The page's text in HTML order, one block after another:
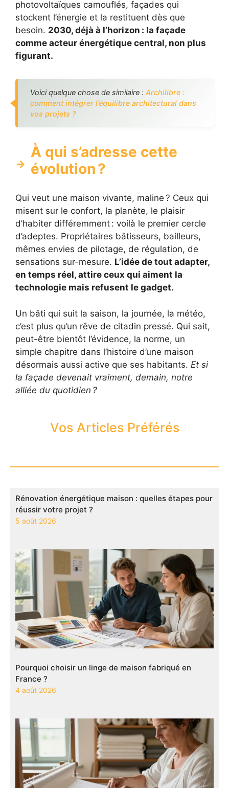
photovoltaïques camouflés, façades qui
stockent l’énergie et la restituent dès que
besoin. 2030, déjà à l’horizon : la façade
comme acteur énergétique central, non plus
figurant.
Voici quelque chose de similaire : Archilibre :
comment intégrer l’équilibre architectural dans
vos projets ?
À qui s’adresse cette
évolution ?
Qui veut une maison vivante, maline ? Ceux qui
misent sur le confort, la planète, le plaisir
d’habiter différemment : voilà le premier cercle
d’adeptes. Propriétaires bâtisseurs, bailleurs,
mêmes envies de pilotage, de régulation, de
sensations sur-mesure. L’idée de tout adapter,
en temps réel, attire ceux qui aiment la
technologie mais refusent le gadget.
Un bâti qui suit la saison, la journée, la météo,
c’est plus qu’un rêve de citadin pressé. Qui sait,
peut-être bientôt l’évidence, la norme, un
simple chapitre dans l’histoire d’une maison
désormais aussi active que ses habitants. Et si
la façade devenait vraiment, demain, notre
alliée du quotidien ?
Vos Articles Préférés
Rénovation énergétique maison : quelles étapes pour
réussir votre projet ?
5 août 2026
Pourquoi choisir un linge de maison fabriqué en
France ?
4 août 2026